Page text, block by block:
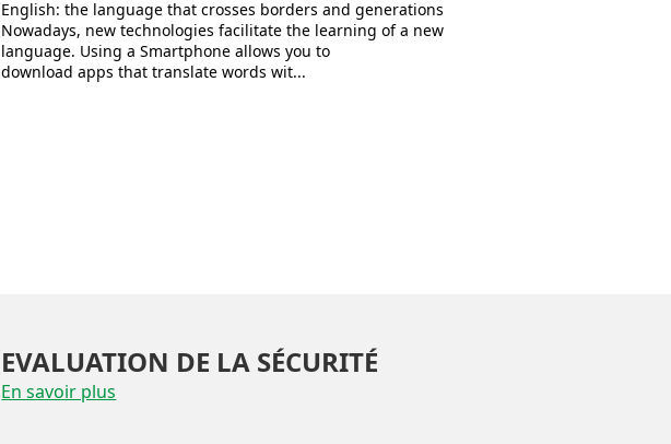
English: the language that crosses borders and generations
Nowadays, new technologies facilitate the learning of a new
language. Using a Smartphone allows you to
download apps that translate words wit...
EVALUATION DE LA SÉCURITÉ
En savoir plus